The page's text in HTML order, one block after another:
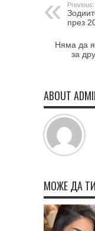
Previous:
през
Няма да я
за
ABOUT
МОЖЕ ДА